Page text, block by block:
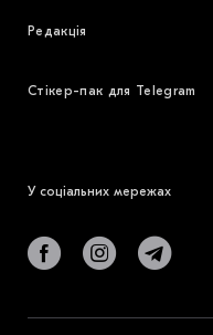
Редакція
Стікер-пак для Telegram
У соціальних мережах